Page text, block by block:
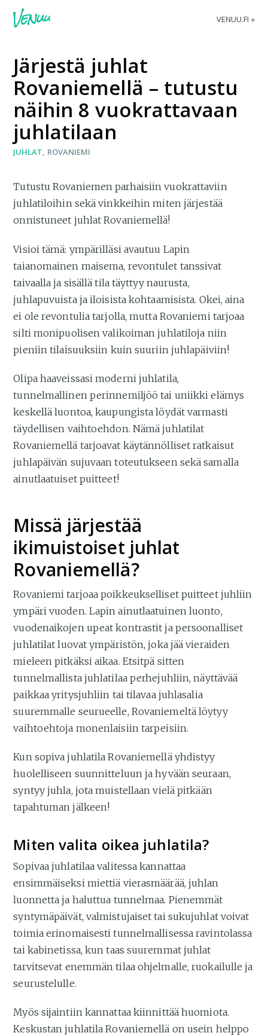
VENUU.FI
Järjestä juhlat
Rovaniemellä – tutustu
näihin 8 vuokrattavaan
juhlatilaan
JUHLAT ROVANIEMI
Tutustu Rovaniemen parhaisiin vuokrattaviin
juhlatiloihin sekä vinkkeihin miten järjestää
onnistuneet juhlat Rovaniemellä!
Visioi tämä: ympärilläsi avautuu Lapin
taianomainen maisema, revontulet tanssivat
taivaalla ja sisällä tila täyttyy naurusta,
juhlapuvuista ja iloisista kohtaamisista. Okei, aina
ei ole revontulia tarjolla, mutta Rovaniemi tarjoaa
silti monipuolisen valikoiman juhlatiloja niin
pieniin tilaisuuksiin kuin suuriin juhlapäiviin!
Olipa haaveissasi moderni juhlatila,
tunnelmallinen perinnemiljöö tai uniikki elämys
keskellä luontoa, kaupungista löydät varmasti
täydellisen vaihtoehdon. Nämä juhlatilat
Rovaniemellä tarjoavat käytännölliset ratkaisut
juhlapäivän sujuvaan toteutukseen sekä samalla
ainutlaatuiset puitteet!
Missä järjestää
ikimuistoiset juhlat
Rovaniemellä?
Rovaniemi tarjoaa poikkeukselliset puitteet juhliin
ympäri vuoden. Lapin ainutlaatuinen luonto,
vuodenaikojen upeat kontrastit ja persoonalliset
juhlatilat luovat ympäristön, joka jää vieraiden
mieleen pitkäksi aikaa. Etsitpä sitten
tunnelmallista juhlatilaa perhejuhliin, näyttävää
paikkaa yritysjuhliin tai tilavaa juhlasalia
suuremmalle seurueelle, Rovaniemeltä löytyy
vaihtoehtoja monenlaisiin tarpeisiin.
Kun sopiva juhlatila Rovaniemellä yhdistyy
huolelliseen suunnitteluun ja hyvään seuraan,
syntyy juhla, jota muistellaan vielä pitkään
tapahtuman jälkeen!
Miten valita oikea juhlatila?
Sopivaa juhlatilaa valitessa kannattaa
ensimmäiseksi miettiä vierasmäärää, juhlan
luonnetta ja haluttua tunnelmaa. Pienemmät
syntymäpäivät, valmistujaiset tai sukujuhlat voivat
toimia erinomaisesti tunnelmallisessa ravintolassa
tai kabinetissa, kun taas suuremmat juhlat
tarvitsevat enemmän tilaa ohjelmalle, ruokailulle ja
seurustelulle.
Myös sijaintiin kannattaa kiinnittää huomiota.
Keskustan juhlatila Rovaniemellä on usein helppo